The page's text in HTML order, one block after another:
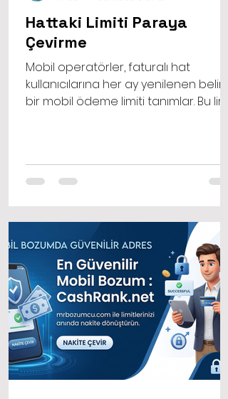
Hattaki Limiti Paraya
Çevirme
Mobil operatörler, faturalı hat
kullanıcılarına her ay yenilenen belirli
bir mobil ödeme limiti tanımlar. Bu limit,
anlaşmalı üye iş yerlerinden alışveriş
yapmak için kullanılır. Yapılan
harcamalar ise bir sonraki ayın
telefon faturasına yansıtılır.